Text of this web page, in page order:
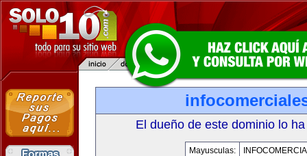
El dueño de este dominio lo
Mayusculas: